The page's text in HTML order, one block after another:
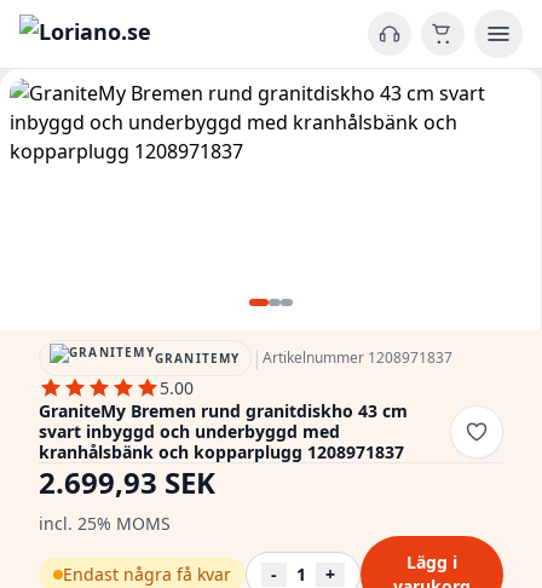
GRANITEMY | Artikelnummer 1208971837
5.00
GraniteMy Bremen rund granitdiskho 43 cm
svart inbyggd och underbyggd med
kranhålsbänk och kopparplugg 1208971837
2.699,93 SEK
incl. 25% MOMS
Endast några få kvar - 1 +
Lägg i